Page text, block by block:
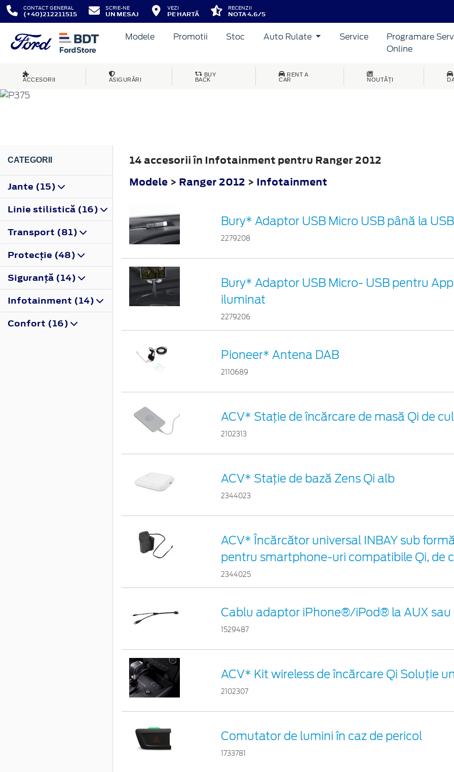
CONTACT GENERAL
(+40)212211515
SCRIE-NE
UN MESAJ
VEZI
PE HARTĂ
RECENZII
NOTA 4.6/5
Modele Promotii Stoc Auto Rulate Service
Programare
Online
ACCESORII ASIGURĂRI
BUY
BACK
RENT A
CAR
NOUTĂȚI
RANGER
CATEGORII
Jante (15)
Linie stilistică (16)
Transport (81)
Protecţie (48)
Siguranţă (14)
Infotainment (14)
Confort (16)
14 accesorii în Infotainment pentru Ranger 2012
Modele > Ranger 2012 > Infotainment
Bury* Adaptor USB Micro USB până la
2279208
Bury* Adaptor USB Micro- USB pentru
iluminat
2279206
Pioneer* Antena DAB
2110689
ACV* Stație de încărcare de masă Qi de
2102313
ACV* Stație de bază Zens Qi alb
2344023
ACV* Încărcător universal INBAY sub
pentru smartphone-uri compatibile Qi, de
2344025
Cablu adaptor iPhone®/iPod® la AUX sau
1529487
ACV* Kit wireless de încărcare Qi Soluție
2102307
Comutator de lumini în caz de pericol
1733781